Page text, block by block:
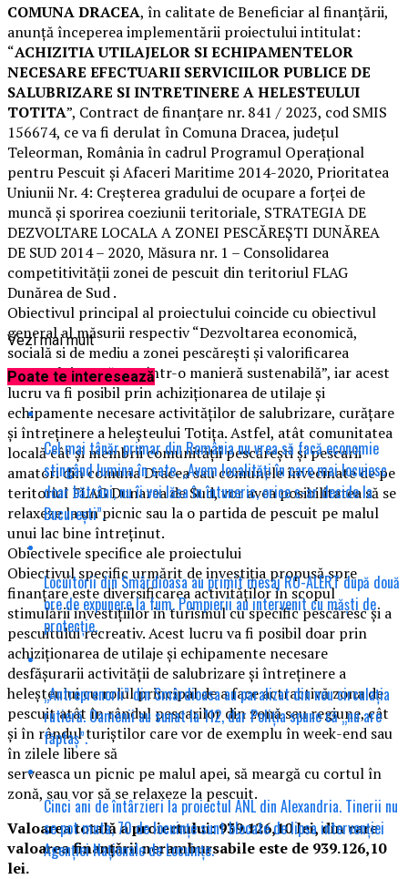
COMUNA DRACEA, în calitate de Beneficiar al finanțării,
anunță începerea implementării proiectului intitulat:
“ACHIZITIA UTILAJELOR SI ECHIPAMENTELOR
NECESARE EFECTUARII SERVICIILOR PUBLICE DE
SALUBRIZARE SI INTRETINERE A HELESTEULUI
TOTITA”, Contract de finanţare nr. 841 / 2023, cod SMIS
156674, ce va fi derulat în Comuna Dracea, judeţul
Teleorman, România în cadrul Programul Operațional
pentru Pescuit și Afaceri Maritime 2014-2020, Prioritatea
Uniunii Nr. 4: Creșterea gradului de ocupare a forței de
muncă și sporirea coeziunii teritoriale, STRATEGIA DE
DEZVOLTARE LOCALA A ZONEI PESCĂREȘTI DUNĂREA
DE SUD 2014 – 2020, Măsura nr. 1 – Consolidarea
competitivității zonei de pescuit din teritoriul FLAG
Dunărea de Sud .
Obiectivul principal al proiectului coincide cu obiectivul
general al măsurii respectiv “Dezvoltarea economică,
socială si de mediu a zonei pescărești și valorificarea
sectorului pescăresc într-o manieră sustenabilă”, iar acest
lucru va fi posibil prin achiziționarea de utilaje și
echipamente necesare activităților de salubrizare, curățare
și întreținere a heleșteului Totița. Astfel, atât comunitatea
locală cât și membrii comunității pescărești și pescarii
amatori din comuna Dracea sau comunele învecinate de pe
teritoriul FLAG Dunarea de Sud, vor avea posibilitatea să se
relaxeze la un picnic sau la o partida de pescuit pe malul
unui lac bine întreținut.
Obiectivele specifice ale proiectului
Obiectivul specific urmărit de investiția propusă spre
finanțare este diversificarea activităților in scopul
stimulării investițiilor in turismul cu specific pescăresc și a
pescuitului recreativ. Acest lucru va fi posibil doar prin
achiziționarea de utilaje și echipamente necesare
desfășurarii activității de salubrizare și întreținere a
heleșteului cu rolul principal de a face actractivă zona de
pescuit atât în rândul pescarilor din zonă sau regiune, cât
și în rândul turiștilor care vor de exemplu în week-end sau
în zilele libere să
serveasca un picnic pe malul apei, să meargă cu cortul în
zonă, sau vor să se relaxeze la pescuit.
Valoarea totală a proiectului: 939.126,10 lei, din care
valoarea finanțării nerambursabile este de 939.126,10
lei.
Vezi mai mult
Poate te interesează
Cel mai tânăr primar din România nu vrea să facă economie
stingând lumina în sate. „Avem localități în care mai locuiesc
doar bătrâni, nu îi voi lăsa în întuneric, orice s-ar decide la
București”.
Locuitorii din Smârdioasa au primit mesaj RO-ALERT după două
ore de expunere la fum. Pompierii au intervenit cu măști de
protecție.
„Antreprenorii” din Smârdioasa au paralizat din nou circulația
rutieră. Oamenii au sunat la 112, dar Poliția spune că „nu are
făptaș”.
Cinci ani de întârzieri la proiectul ANL din Alexandria. Tinerii nu
se pot muta, 70 de locuințe sunt blocate de lipsa intervenției
Agenției Naționale de Locuințe.